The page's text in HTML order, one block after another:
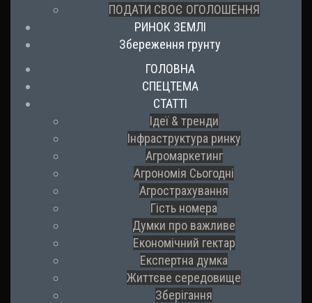
ПОДАТИ СВОЄ ОГОЛОШЕННЯ
РИНОК ЗЕМЛІ
Збереження грунту
ГОЛОВНА
СПЕЦТЕМА
СТАТТІ
Ідеї & тренди
Інфраструктура ринку
Агромаркетинг
Агрономія Сьогодні
Агрострахування
Гість номера
Думки про важливе
Економічний гектар
Експертна думка
Життєве середовище
Зберігання